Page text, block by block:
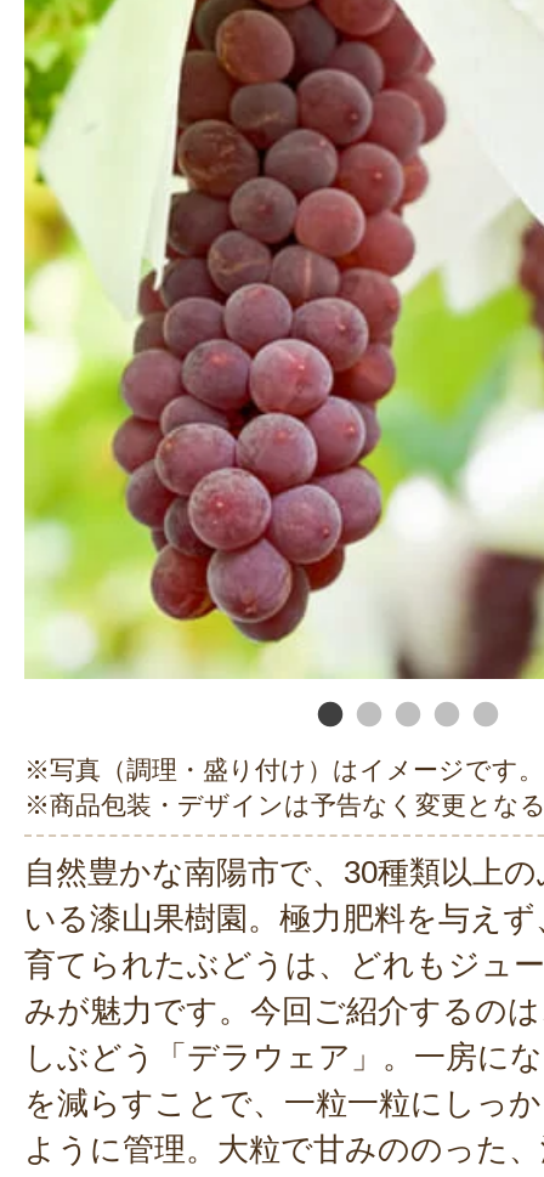
※写真（調理・盛り付け）はイメージです。
※商品包装・デザインは予告なく変更とな
自然豊かな南陽市で、30種類以上
いる漆山果樹園。極力肥料を与え
育てられたぶどうは、どれもジュ
みが魅力です。今回ご紹介するの
しぶどう「デラウェア」。一房に
を減らすことで、一粒一粒にしっ
ように管理。大粒で甘みののった